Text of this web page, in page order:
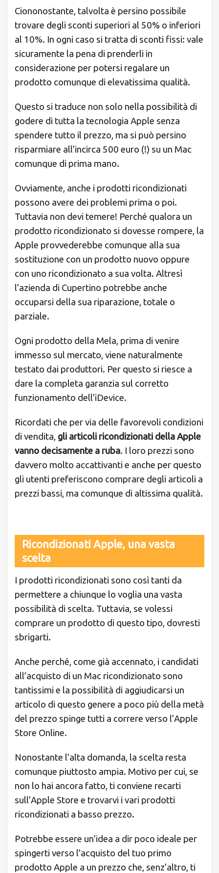
Ciononostante, talvolta è persino possibile
trovare degli sconti superiori al 50% o inferiori
al 10%. In ogni caso si tratta di sconti fissi: vale
sicuramente la pena di prenderli in
considerazione per potersi regalare un
prodotto comunque di elevatissima qualità.
Questo si traduce non solo nella possibilità di
godere di tutta la tecnologia Apple senza
spendere tutto il prezzo, ma si può persino
risparmiare all’incirca 500 euro (!) su un Mac
comunque di prima mano.
Ovviamente, anche i prodotti ricondizionati
possono avere dei problemi prima o poi.
Tuttavia non devi temere! Perché qualora un
prodotto ricondizionato si dovesse rompere, la
Apple provvederebbe comunque alla sua
sostituzione con un prodotto nuovo oppure
con uno ricondizionato a sua volta. Altresì
l’azienda di Cupertino potrebbe anche
occuparsi della sua riparazione, totale o
parziale.
Ogni prodotto della Mela, prima di venire
immesso sul mercato, viene naturalmente
testato dai produttori. Per questo si riesce a
dare la completa garanzia sul corretto
funzionamento dell’iDevice.
Ricordati che per via delle favorevoli condizioni
di vendita, gli articoli ricondizionati della Apple
vanno decisamente a ruba. I loro prezzi sono
davvero molto accattivanti e anche per questo
gli utenti preferiscono comprare degli articoli a
prezzi bassi, ma comunque di altissima qualità.
Ricondizionati Apple, una vasta
scelta
I prodotti ricondizionati sono così tanti da
permettere a chiunque lo voglia una vasta
possibilità di scelta. Tuttavia, se volessi
comprare un prodotto di questo tipo, dovresti
sbrigarti.
Anche perché, come già accennato, i candidati
all’acquisto di un Mac ricondizionato sono
tantissimi e la possibilità di aggiudicarsi un
articolo di questo genere a poco più della metà
del prezzo spinge tutti a correre verso l’Apple
Store Online.
Nonostante l’alta domanda, la scelta resta
comunque piuttosto ampia. Motivo per cui, se
non lo hai ancora fatto, ti conviene recarti
sull’Apple Store e trovarvi i vari prodotti
ricondizionati a basso prezzo.
Potrebbe essere un’idea a dir poco ideale per
spingerti verso l’acquisto del tuo primo
prodotto Apple a un prezzo che, senz’altro, ti